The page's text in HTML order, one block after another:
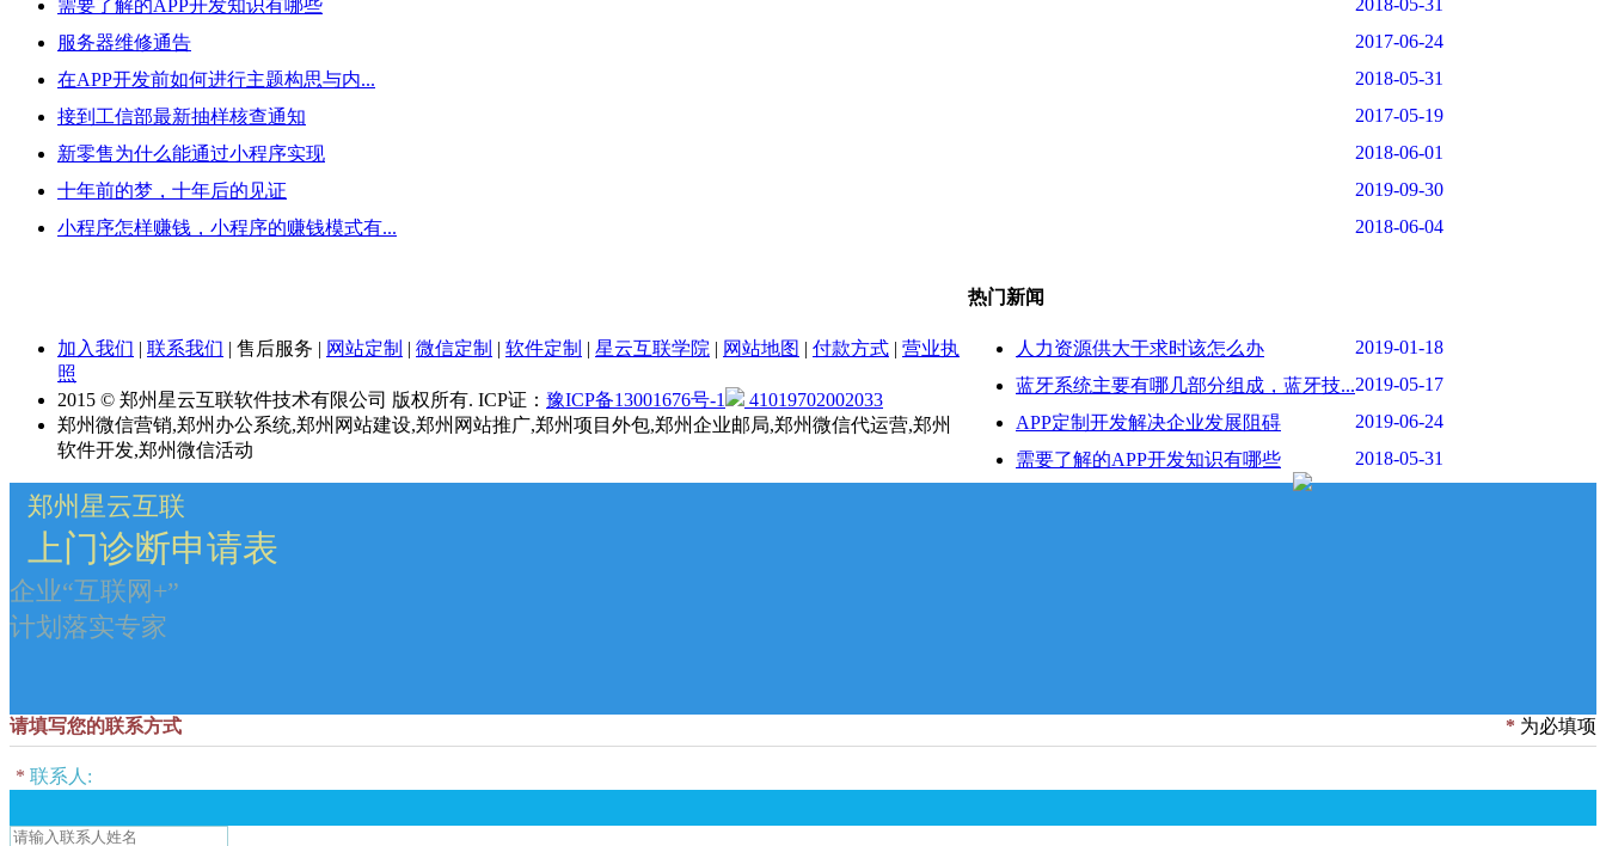
需要了解的APP开发知识有哪些
2018-05-31
服务器维修通告
2017-06-24
在APP开发前如何进行主题构思与内...
2018-05-31
接到工信部最新抽样核查通知
2017-05-19
新零售为什么能通过小程序实现
2018-06-01
十年前的梦，十年后的见证
2019-09-30
小程序怎样赚钱，小程序的赚钱模式有...
2018-06-04
热门新闻
人力资源供大于求时该怎么办
2019-01-18
蓝牙系统主要有哪几部分组成，蓝牙技...2019-05-17
APP定制开发解决企业发展阻碍
2019-06-24
需要了解的APP开发知识有哪些
2018-05-31
加入我们 | 联系我们 | 售后服务 | 网站定制 | 微信定制 | 软件定制 | 星云互联学院 | 网站地图 | 付款方式 | 营业执
照
2015 © 郑州星云互联软件技术有限公司 版权所有. ICP证： 豫ICP备13001676号-1
41019702002033
郑州微信营销,郑州办公系统,郑州网站建设,郑州网站推广,郑州项目外包,郑州企业邮局,郑州微信代运营,郑州
软件开发,郑州微信活动
郑州星云互联
上门诊断申请表
企业“互联网+”
计划落实专家
请填写您的联系方式 * 为必填项
* 联系人: